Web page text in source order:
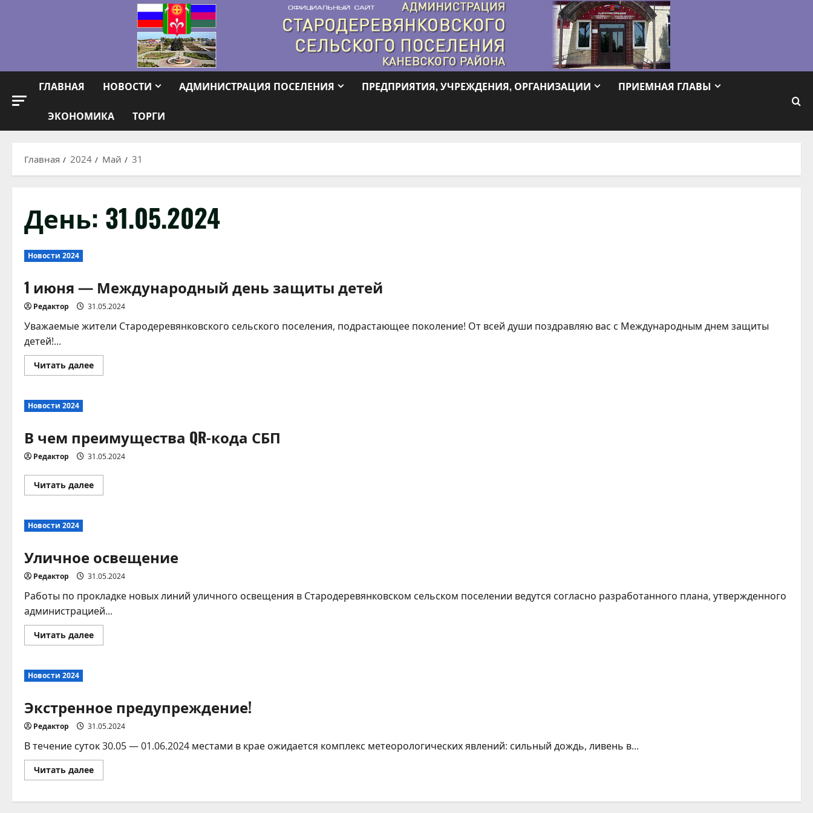
ГЛАВНАЯ НОВОСТИ АДМИНИСТРАЦИЯ ПОСЕЛЕНИЯ ПРЕДПРИЯТИЯ, УЧРЕЖДЕНИЯ, ОРГАНИЗАЦИИ ПРИЕМНАЯ ГЛАВЫ
ЭКОНОМИКА ТОРГИ
Главная 2024 Май 31
День: 31.05.2024
Новости 2024
1 июня — Международный день защиты детей
Редактор 31.05.2024
Уважаемые жители Стародеревянковского сельского поселения, подрастающее поколение! От всей души поздравляю вас с Международным днем защиты
детей!...
Читать далееПрочитать
больше
детей
Новости 2024
В чем преимущества QR-кода СБП
Редактор 31.05.2024
Читать далееПрочитать
больше
Новости 2024
Уличное освещение
Редактор 31.05.2024
Работы по прокладке новых линий уличного освещения в Стародеревянковском сельском поселении ведутся согласно разработанного плана, утвержденного
администрацией...
Читать далееПрочитать
больше
Новости 2024
Экстренное предупреждение!
Редактор 31.05.2024
В течение суток 30.05 — 01.06.2024 местами в крае ожидается комплекс метеорологических явлений: сильный дождь, ливень в...
Читать далееПрочитать
больше
предупреждение!